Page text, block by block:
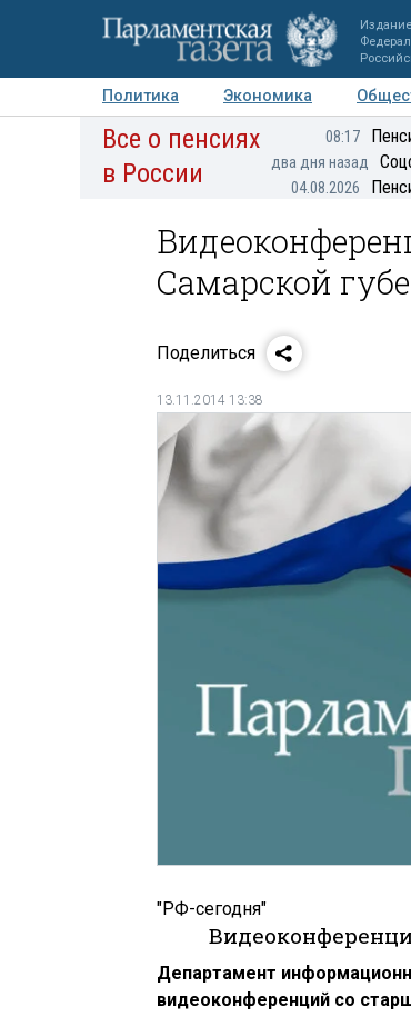
Издание
Политика Экономика
Авторы Персоны Мнения
Все о пенсиях
в России
08:17
два дня назад
04.08.2026
Самарской
Поделиться
13.11.2014 13:38
"РФ-сегодня"
Департамент
видеоконференций со